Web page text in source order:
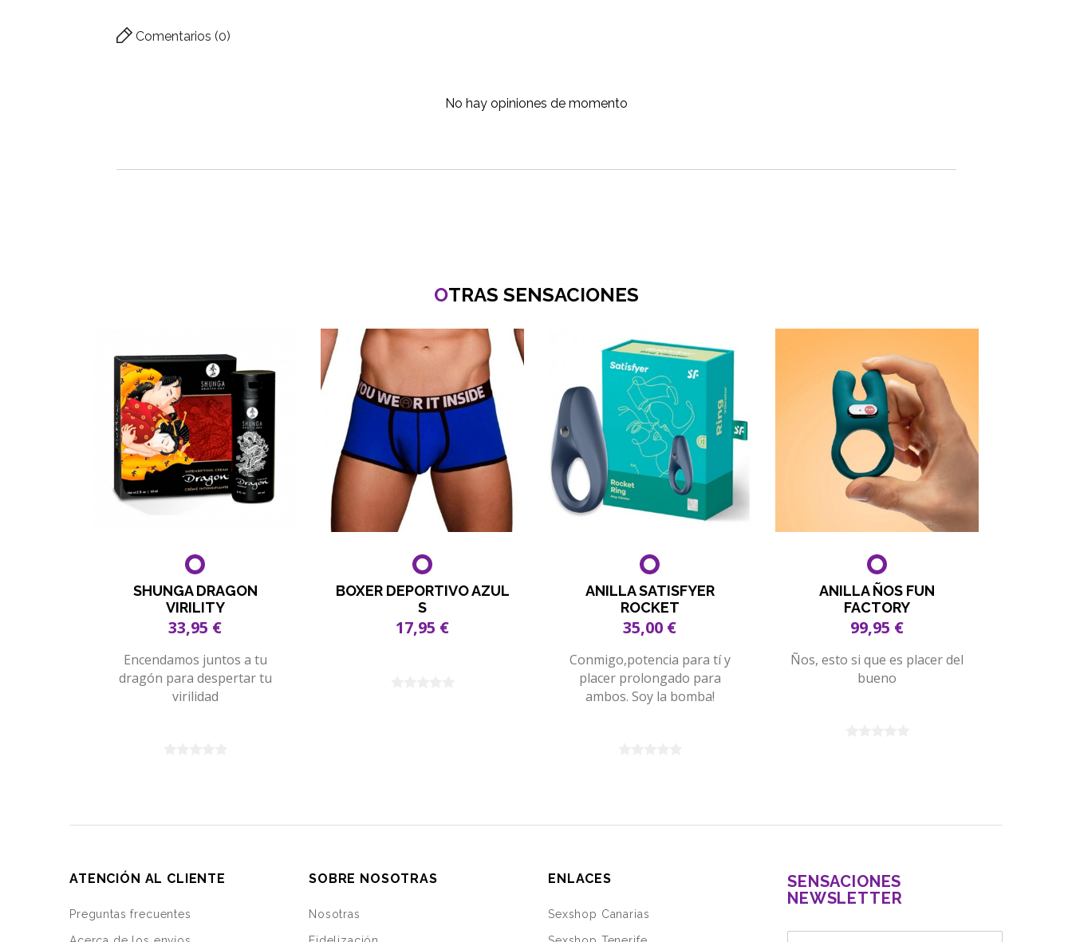
Comentarios (0)
No hay opiniones de momento
OTRAS SENSACIONES
SHUNGA DRAGON
VIRILITY
33,95 €
Encendamos juntos a tu
dragón para despertar tu
virilidad
BOXER DEPORTIVO AZUL
S
17,95 €
ANILLA SATISFYER
ROCKET
35,00 €
Conmigo,potencia para tí y
placer prolongado para
ambos. Soy la bomba!
ANILLA ÑOS FUN
FACTORY
99,95 €
Ños, esto si que es placer del
bueno
ATENCIÓN AL CLIENTE
Preguntas frecuentes
SOBRE NOSOTRAS
Nosotras
ENLACES
Sexshop Canarias
SENSACIONES
NEWSLETTER